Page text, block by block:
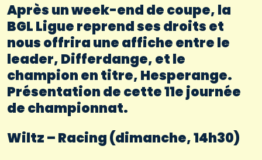
Après un week-end de coupe, la
BGL Ligue reprend ses droits et
nous offrira une affiche entre le
leader, Differdange, et le
champion en titre, Hesperange.
Présentation de cette 11e journée
de championnat.
Wiltz – Racing (dimanche, 14h30)